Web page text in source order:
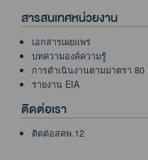
สารสนเทศหน่วยงาน
เอกสารเผยแพร่
บทความองค์ความรู้
การดำเนินงานตามมาตรา 80
รายงาน EIA
ติดต่อเรา
ติดต่อสคพ.12